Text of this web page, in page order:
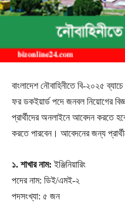
বাংলাদেশ নৌবাহিনীতে বি-২০২৫
ফর ডকইয়ার্ড পদে জনবল নিয়োগের
প্রার্থীদের অনলাইনে আবেদন করতে
করতে পারবেন। আবেদনের জন্য
১. শাখার নাম: ইঞ্জিনিয়ারিং
পদের নাম: ডিই/এমই-২
পদসংখ্যা: ৫ জন